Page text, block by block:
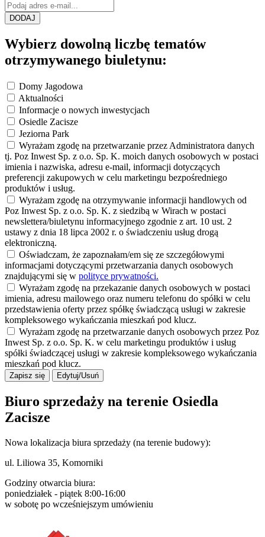
DODAJ
Wybierz dowolną liczbę tematów
otrzymywanego biuletynu:
Domy Jagodowa
Aktualności
Informacje o nowych inwestycjach
Osiedle Zacisze
Jeziorna Park
Wyrażam zgodę na przetwarzanie przez Administratora danych
tj. Poz Inwest Sp. z o.o. Sp. K. moich danych osobowych w postaci
imienia i nazwiska, adresu e-mail, informacji dotyczących
preferencji zakupowych w celu marketingu bezpośredniego
produktów i usług.
Wyrażam zgodę na otrzymywanie informacji handlowych od
Poz Inwest Sp. z o.o. Sp. K. z siedzibą w Wirach w postaci
newslettera/biuletynu informacyjnego zgodnie z art. 10 ust. 2
ustawy z dnia 18 lipca 2002 r. o świadczeniu usług drogą
elektroniczną.
Oświadczam, że zapoznałam/em się ze szczegółowymi
informacjami dotyczącymi przetwarzania danych osobowych
znajdującymi się w polityce prywatności.
Wyrażam zgodę na przekazanie danych osobowych w postaci
imienia, adresu mailowego oraz numeru telefonu do spółki w celu
przedstawienia oferty przez spółkę świadczącą usługi w zakresie
kompleksowego wykańczania mieszkań pod klucz.
Wyrażam zgodę na przetwarzanie danych osobowych przez Poz
Inwest Sp. z o.o. Sp. K. w celu marketingu produktów i usług
spółki świadczącej usługi w zakresie kompleksowego wykańczania
mieszkań pod klucz.
Zapisz się Edytuj/Usuń
Biuro sprzedaży na terenie Osiedla
Zacisze
Nowa lokalizacja biura sprzedaży (na terenie budowy):
ul. Liliowa 35, Komorniki
Godziny otwarcia biura:
poniedziałek - piątek 8:00-16:00
w sobotę po wcześniejszym umówieniu